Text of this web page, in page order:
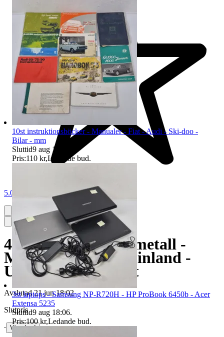
5.0
4st. Teglashållare i metall -
Muggar - Teglas - Finland -
USSR ? - Månraket
Avslutad 21 jun 18:02
Slutpris
∙ Visa bud
10st instruktionsböcker - Manualer - Fiat - Audi - Ski-doo -
Bilar - mm
Sluttid9 aug 18:05
Pris:110 kr,Ledande bud.
3st laptops - Samsung NP-R720H - HP ProBook 6450b - Acer
Extensa 5235
Sluttid9 aug 18:06.
Pris:100 kr,Ledande bud.